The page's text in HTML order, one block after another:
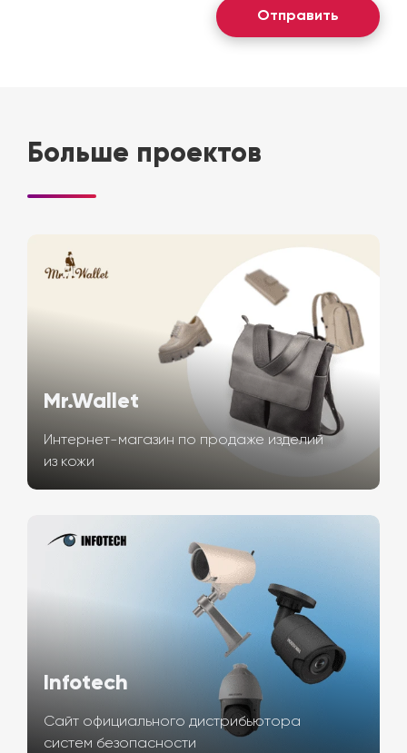
Больше проектов
Mr.Wallet
Интернет-магазин по продаже изделий
из кожи
Infotech
Сайт официального дистрибьютора
систем безопасности